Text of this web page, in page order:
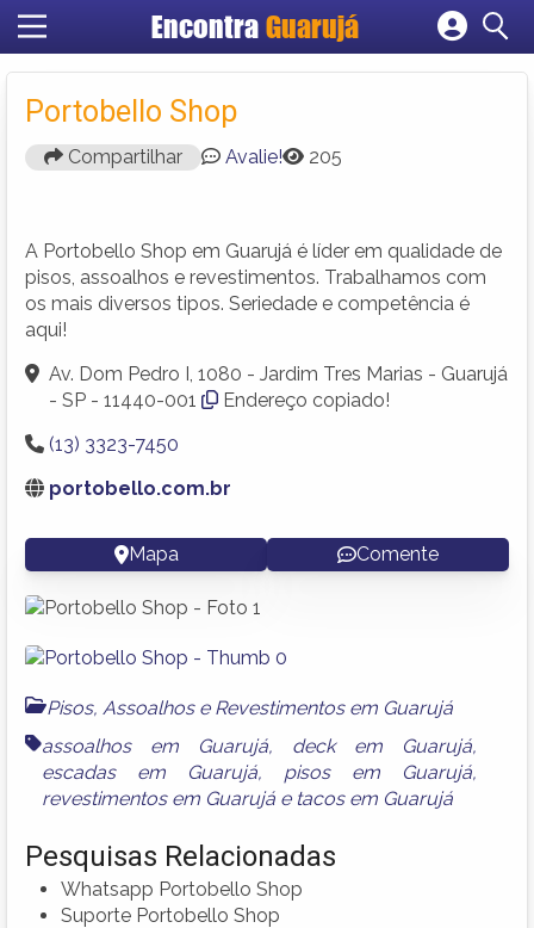
Encontra Guarujá
Cadastrar empresa
Portobello Shop
Compartilhar Avalie! 205
A Portobello Shop em Guarujá é líder em qualidade de
pisos, assoalhos e revestimentos. Trabalhamos com
os mais diversos tipos. Seriedade e competência é
aqui!
Av. Dom Pedro I, 1080 - Jardim Tres Marias - Guarujá
- SP - 11440-001
Endereço copiado!
(13) 3323-7450
portobello.com.br
Mapa Comente
Pisos, Assoalhos e Revestimentos em Guarujá
assoalhos em Guarujá, deck em Guarujá,
escadas em Guarujá, pisos em Guarujá,
revestimentos em Guarujá e tacos em Guarujá
Pesquisas Relacionadas
Whatsapp Portobello Shop
Suporte Portobello Shop